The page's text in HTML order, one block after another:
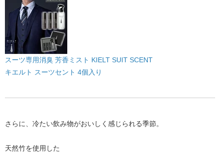
スーツ専用消臭 芳香ミスト KIELT SUIT SCENT
キエルト スーツセント 4個入り
さらに、冷たい飲み物がおいしく感じられる季節。
天然竹を使用した